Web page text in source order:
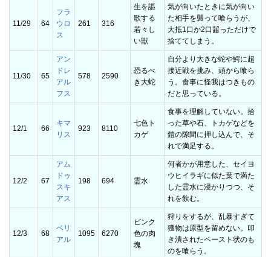
11/29 64
フラ
ウロ
ス
261 316
生を謳
歌する
若々し
い獣
気が向いたときに気が向い
た相手を襲って喰らうが、
大抵1口か2口齧っただけで
捨ててしまう。
11/30 65
アン
ドレ
アル
フス
578 2590
恐るべ
き大蛇
自分より大きな蛇や鰐に超
接近戦を挑み、頭から喰ら
う。食事に怪我はつきもの
だと思っている。
12/1 66
キマ
リス
923 8110
七色ト
カゲ
食事を理解していない。拾
った草や石、トカゲなどを
鎧の隙間に押し込んで、そ
れで満足する。
12/2 67
アム
ドゥ
スキ
アス
198 694 霊水
何者かが用意した、セイヨ
ウヒイラギに似た葉で満た
した霊水に浸かりつつ、そ
れを飲む。
12/3 68
ベリ
アル
1095 6270
ピンク
色の肉
塊
狩りをするが、乱暴すぎて
獲物は原型を留めない。叩
き潰されたペースト状のも
のを喰らう。